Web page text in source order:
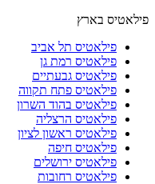
פילאטיס בארץ
פילאטיס תל אביב
פילאטיס רמת גן
פילאטיס גבעתיים
פילאטיס פתח תקווה
פילאטיס בהוד השרון
פילאטיס הרצליה
פילאטיס ראשון לציון
פילאטיס חיפה
פילאטיס ירושלים
פילאטיס רחובות